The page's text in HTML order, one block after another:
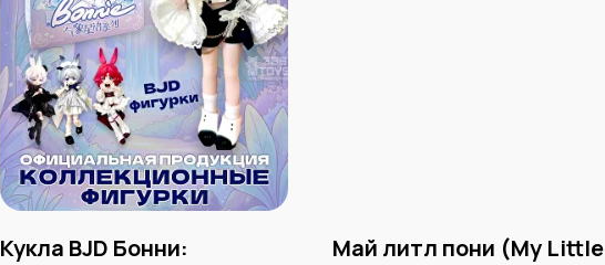
Кукла BJD Бонни:
Май литл пони (My Little